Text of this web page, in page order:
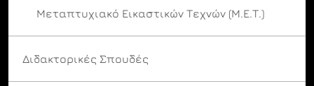
Μεταπτυχιακό Εικαστικών Τεχνών (Μ.Ε.Τ.)
Διδακτορικές Σπουδές